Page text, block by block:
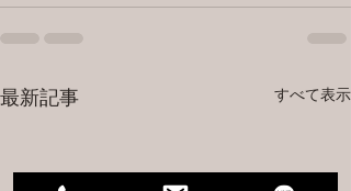
最新記事 すべて表示